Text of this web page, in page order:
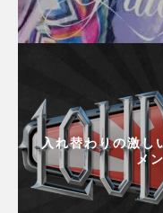
入れ替わりの激
メ